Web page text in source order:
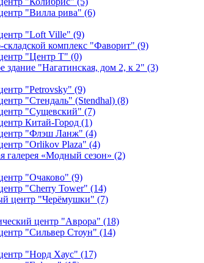
"Вилла рива" (6)
"Loft Ville" (9)
комплекс "Фаворит" (9)
"Центр Т" (0)
здание "Нагатинская, дом 2, к 2" (3)
"Petrovsky" (9)
"Стендаль" (Stendhal) (8)
"Сущевский" (7)
Китай-Город (1)
"Флэш Ланж" (4)
"Orlikov Plaza" (4)
галерея «Модный сезон» (2)
"Очаково" (9)
"Cherry Tower" (14)
центр "Черёмушки" (7)
центр "Аврора" (18)
"Сильвер Стоун" (14)
"Норд Хаус" (17)